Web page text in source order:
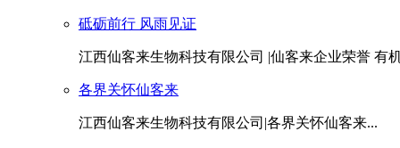
砥砺前行 风雨见证
江西仙客来生物科技有限公司 |仙客来企业荣誉 有
各界关怀仙客来
江西仙客来生物科技有限公司|各界关怀仙客来...